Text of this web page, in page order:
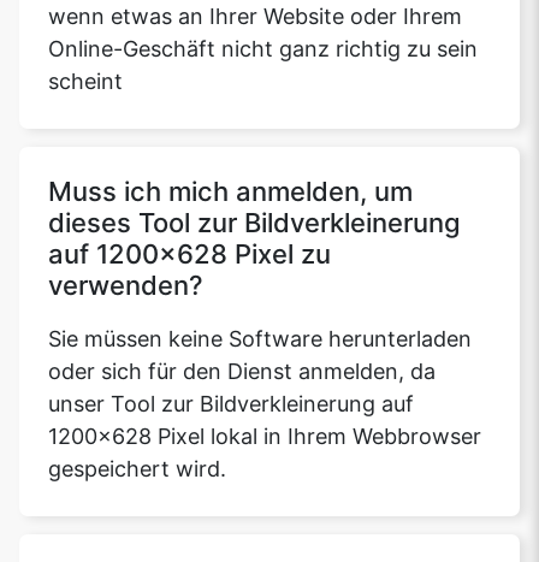
wenn etwas an Ihrer Website oder Ihrem
Online-Geschäft nicht ganz richtig zu sein
scheint
Muss ich mich anmelden, um
dieses Tool zur Bildverkleinerung
auf 1200x628 Pixel zu
verwenden?
Sie müssen keine Software herunterladen
oder sich für den Dienst anmelden, da
unser Tool zur Bildverkleinerung auf
1200x628 Pixel lokal in Ihrem Webbrowser
gespeichert wird.